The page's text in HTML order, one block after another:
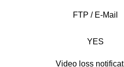
FTP / E-Mail
YES
Video loss